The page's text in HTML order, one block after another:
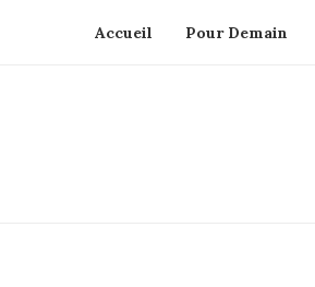
Accueil Pour Demain